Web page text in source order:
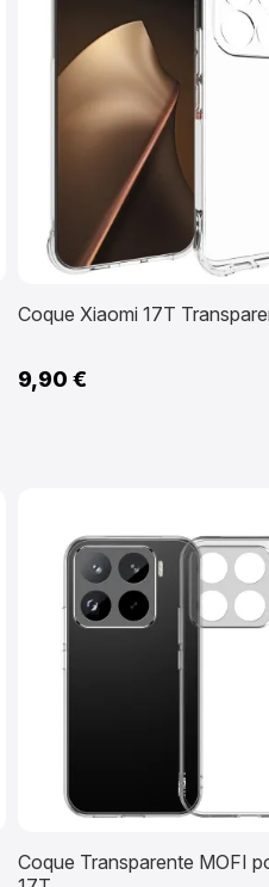
Coque Xiaomi 17T
9,90 €
Coque Transparente MOFI